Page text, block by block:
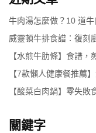
牛肉湯怎麼做？10 道
威靈頓牛排食譜：復刻
【水煎牛肋條】食譜，
【7款懶人健康餐推薦
【酸菜白肉鍋】零失敗
關鍵字